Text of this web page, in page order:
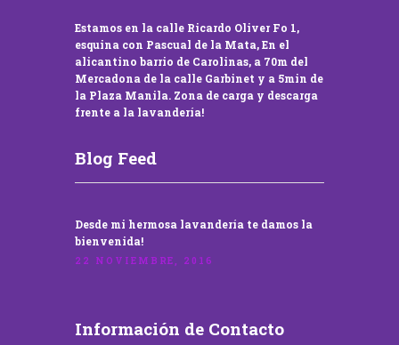
Estamos en la calle Ricardo Oliver Fo 1,
esquina con Pascual de la Mata, En el
alicantino barrio de Carolinas, a 70m del
Mercadona de la calle Garbinet y a 5min de
la Plaza Manila. Zona de carga y descarga
frente a la lavandería!
Blog Feed
Desde mi hermosa lavandería te damos la
bienvenida!
22 NOVIEMBRE, 2016
Información de Contacto